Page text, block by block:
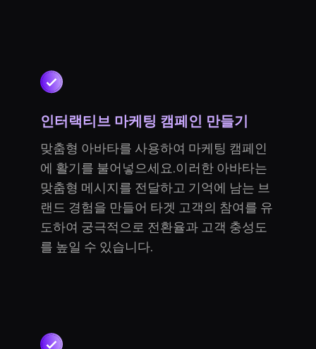
인터랙티브 마케팅 캠페인 만들기
맞춤형 아바타를 사용하여 마케팅 캠페인
에 활기를 불어넣으세요.이러한 아바타는
맞춤형 메시지를 전달하고 기억에 남는 브
랜드 경험을 만들어 타겟 고객의 참여를 유
도하여 궁극적으로 전환율과 고객 충성도
를 높일 수 있습니다.